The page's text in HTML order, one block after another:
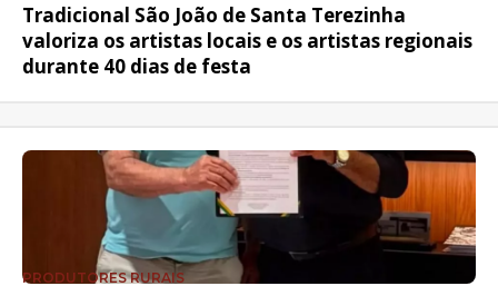
Tradicional São João de Santa Terezinha
valoriza os artistas locais e os artistas regionais
durante 40 dias de festa
PRODUTORES RURAIS